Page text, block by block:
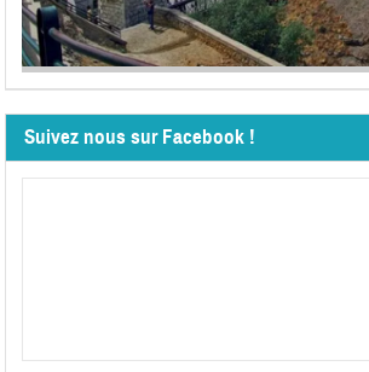
Suivez nous sur Facebook !